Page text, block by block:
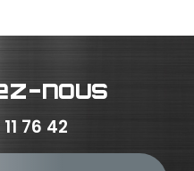
nous
76 42